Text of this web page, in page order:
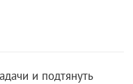
и подтянуть